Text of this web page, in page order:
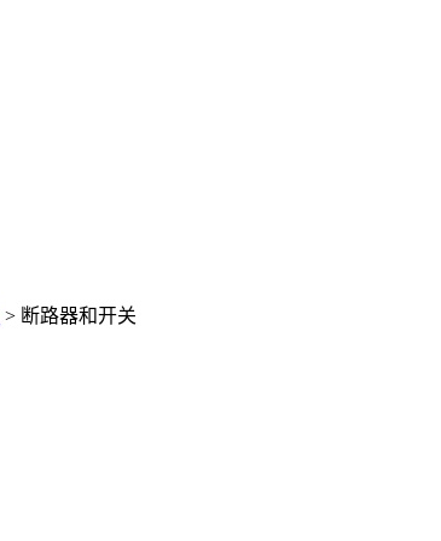
> 断路器和开关